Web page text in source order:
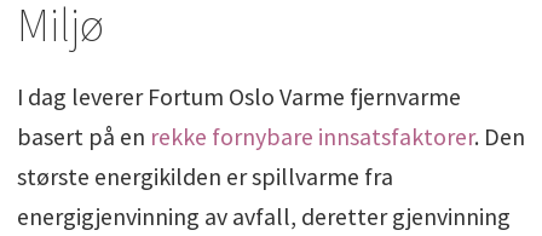
Miljø
I dag leverer Fortum Oslo Varme fjernvarme
basert på en rekke fornybare innsatsfaktorer. Den
største energikilden er spillvarme fra
energigjenvinning av avfall, deretter gjenvinning